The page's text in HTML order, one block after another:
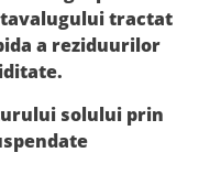
tractat
a reziduurilor
solului prin